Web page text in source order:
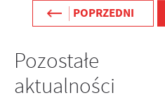
POPRZEDNI
Pozostałe
aktualności